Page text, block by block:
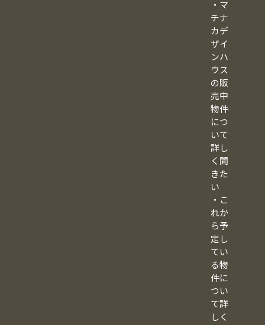
・マ
チナ
カデ
ザイ
ンハ
ウス
の販
売中
物件
につ
いて
詳し
く聞
きた
い
・こ
れか
ら予
定し
てい
る物
件に
つい
て詳
しく